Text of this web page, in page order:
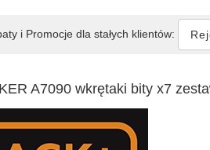
i Promocje dla stałych klientów:
A7090 wkrętaki bity x7